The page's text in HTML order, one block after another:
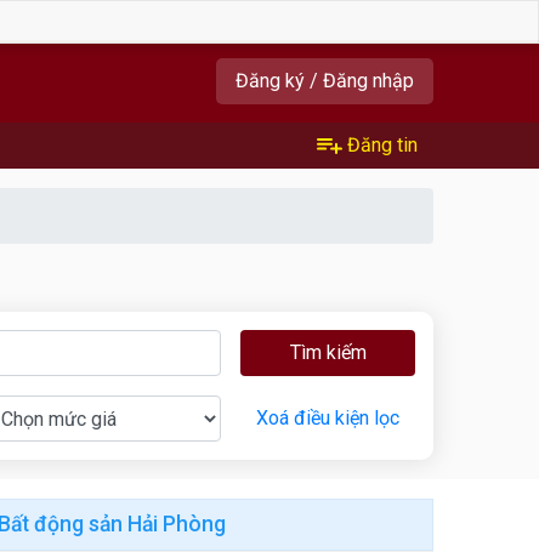
Đăng ký / Đăng nhập
Đăng tin
Tìm kiếm
Xoá điều kiện lọc
Bất động sản Hải Phòng